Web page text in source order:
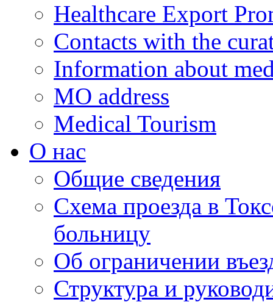
Healthcare Export
Contacts with the
Information about
MO address
Medical Tourism
О нас
Общие сведения
Схема проезда в
больницу
Об ограничении
Структура и